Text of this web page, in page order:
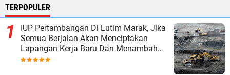
TERPOPULER
IUP Pertambangan Di Lutim Marak, Jika
Semua Berjalan Akan Menciptakan
Lapangan Kerja Baru Dan Menambah
Pendapatan Daerah